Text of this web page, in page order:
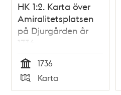
HK 1:2. Karta över
Amiralitetsplatsen
på Djurgården år
1736
Tid
1736
Typ
Karta